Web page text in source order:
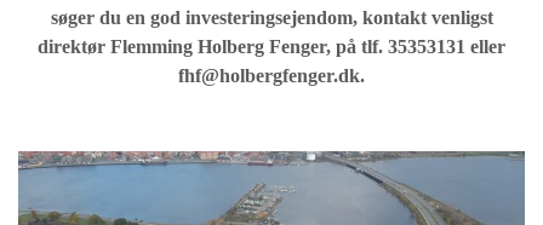
søger du en god investeringsejendom, kontakt venligst
direktør Flemming Holberg Fenger, på tlf. 35353131 eller
fhf@holbergfenger.dk.